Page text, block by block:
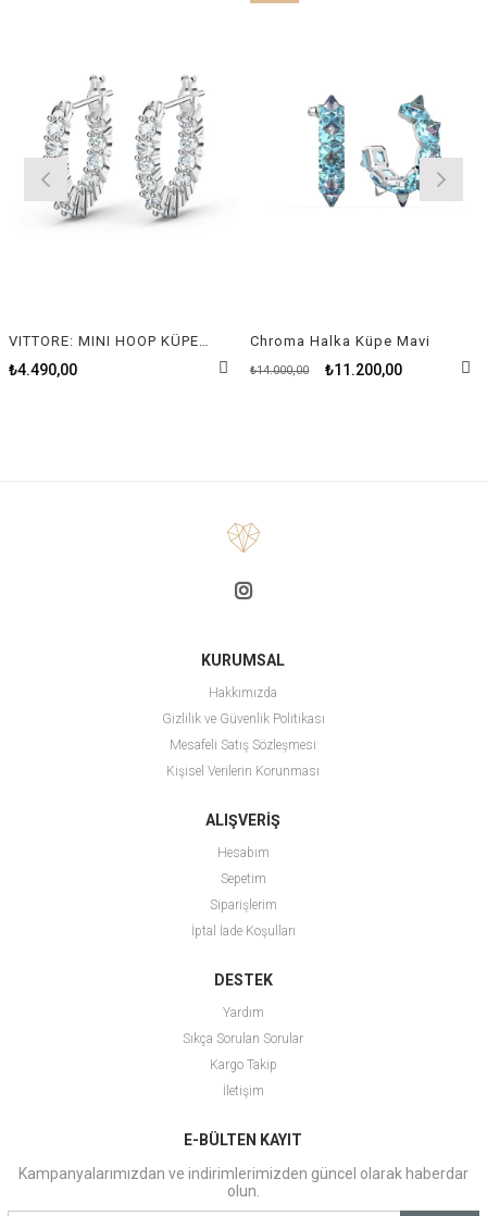
VITTORE: MINI HOOP KÜPE, BEYAZ, RODYUM KAPLAMA
₺4.490,00
Chroma Halka Küpe Mavi
₺11.200,00
₺14.000,00
KURUMSAL
Hakkımızda
Gizlilik ve Güvenlik Politikası
Mesafeli Satış Sözleşmesi
Kişisel Verilerin Korunması
ALIŞVERİŞ
Hesabım
Sepetim
Siparişlerim
İptal İade Koşulları
DESTEK
Yardım
Sıkça Sorulan Sorular
Kargo Takip
İletişim
E-BÜLTEN KAYIT
Kampanyalarımızdan ve indirimlerimizden güncel olarak haberdar
olun.